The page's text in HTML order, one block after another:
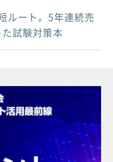
ルート。5年連続売
試験対策本